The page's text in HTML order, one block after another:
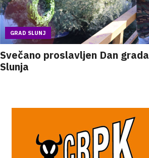
GRAD SLUNJ
Svečano proslavljen Dan grada
Slunja